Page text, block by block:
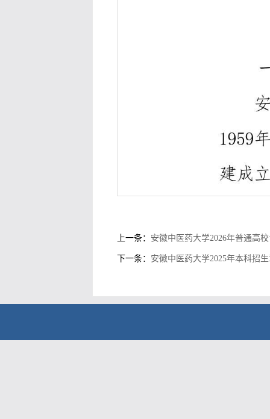
上一条： 安徽中医药大学2026年普通高
下一条： 安徽中医药大学2025年本科招